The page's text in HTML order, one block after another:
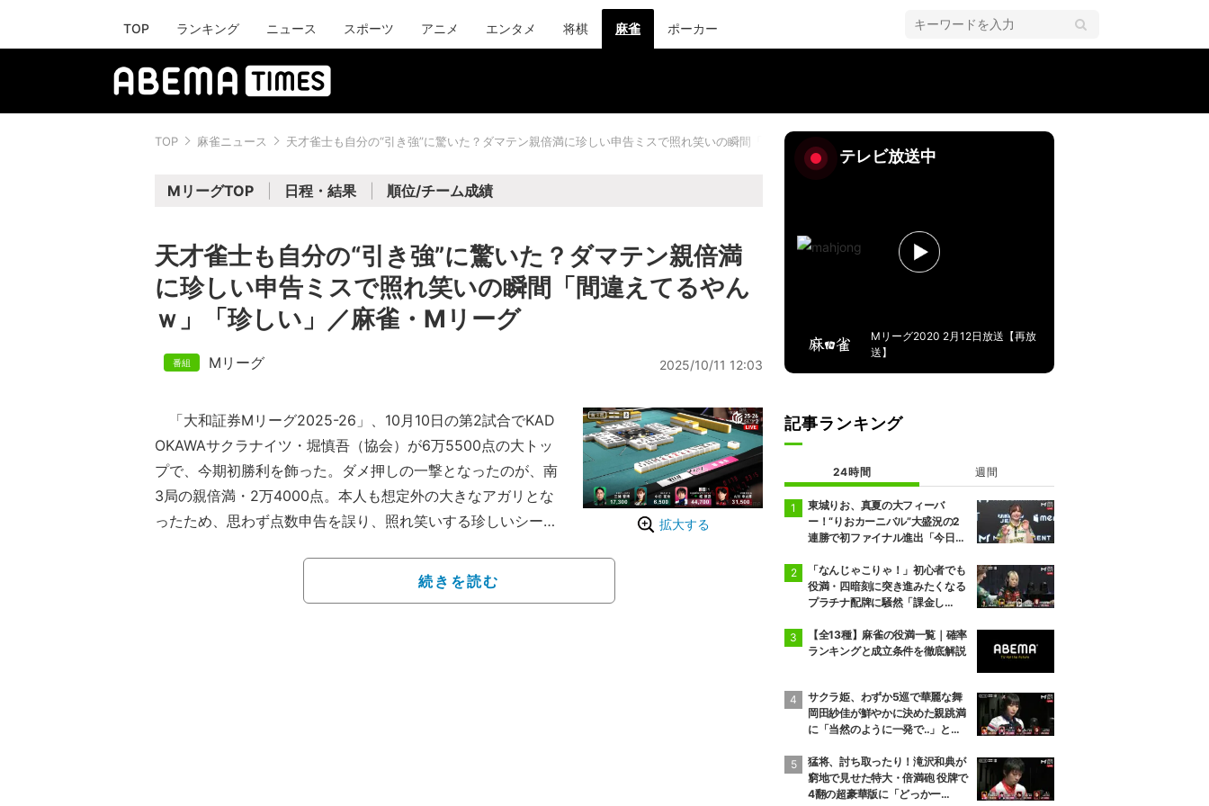
TOP ランキング ニュース スポーツ アニメ エンタメ 将棋 麻雀 ポーカー
TOP 麻雀ニュース 天才雀士も自分の“引き強”に驚いた？ダマテン親倍満に珍しい申告ミスで照れ笑いの瞬間「間違えてるやんｗ」「珍しい」／麻雀・Mリーグ
MリーグTOP 日程・結果 順位/チーム成績
天才雀士も自分の“引き強”に驚いた？ダマテン親倍満
に珍しい申告ミスで照れ笑いの瞬間「間違えてるやん
ｗ」「珍しい」／麻雀・Mリーグ
Mリーグ 2025/10/11 12:03
拡大する
「大和証券Mリーグ2025-26」、10月10日の第2試合でKAD
OKAWAサクラナイツ・堀慎吾（協会）が6万5500点の大トッ
プで、今期初勝利を飾った。ダメ押しの一撃となったのが、南
3局の親倍満・2万4000点。本人も想定外の大きなアガリとな
ったため、思わず点数申告を誤り、照れ笑いする珍しいシーン
南3局、親番の堀は4万4700点持ちのトップ目に立ってい
た。2着目はラス親が控えるEX風林火山・内川幸太郎（連
続きを読む
テレビ放送中
Mリーグ2020 2月12日放送【再放
送】
記事ランキング
24時間 週間
東城りお、真夏の大フィーバ
ー！“りおカーニバル”大盛況の2
連勝で初ファイナル進出「今日を
戸熊直樹／麻雀・Mトーナメント
「なんじゃこりゃ！」初心者でも
役満・四暗刻に突き進みたくなる
プラチナ配牌に騒然「課金し
【全13種】麻雀の役満一覧｜確率
ランキングと成立条件を徹底解説
サクラ姫、わずか5巡で華麗な舞
岡田紗佳が鮮やかに決めた親跳満
に「当然のように一発で‥」と驚
猛将、討ち取ったり！滝沢和典が
窮地で見せた特大・倍満砲 役牌で
4翻の超豪華版に「どっかー